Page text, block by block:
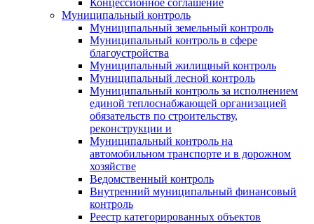
Концессионное соглашение
Муниципальный контроль
Муниципальный земельный контроль
Муниципальный контроль в сфере
благоустройства
Муниципальный жилищный контроль
Муниципальный лесной контроль
Муниципальный контроль за исполнением
единой теплоснабжающей организацией
обязательств по строительству,
реконструкции и
Муниципальный контроль на
автомобильном транспорте и в дорожном
хозяйстве
Ведомственный контроль
Внутренний муниципальный финансовый
контроль
Реестр категорированных объектов